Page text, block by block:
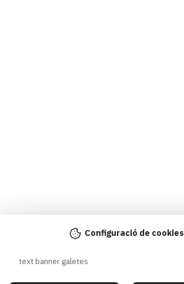
Configuració de cookies
text banner galetes